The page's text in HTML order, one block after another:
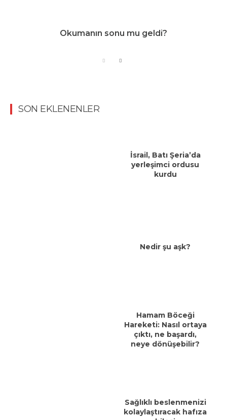
Okumanın sonu mu geldi?
SON EKLENENLER
İsrail, Batı Şeria’da
yerleşimci ordusu
kurdu
Nedir şu aşk?
Hamam Böceği
Hareketi: Nasıl ortaya
çıktı, ne başardı,
neye dönüşebilir?
Sağlıklı beslenmenizi
kolaylaştıracak hafıza